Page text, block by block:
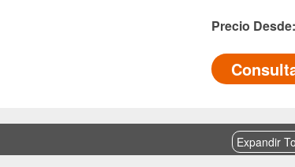
Precio Desde:
Expandir